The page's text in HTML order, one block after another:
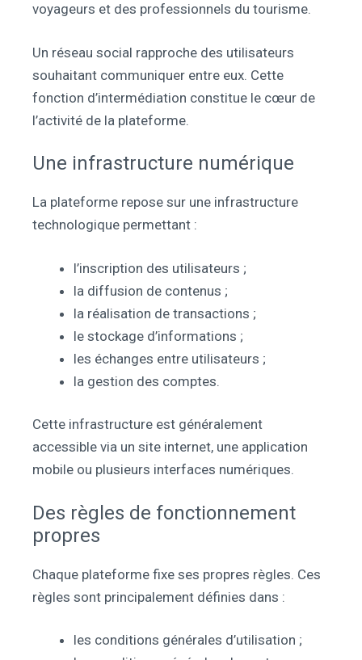
voyageurs et des professionnels du tourisme.
Un réseau social rapproche des utilisateurs
souhaitant communiquer entre eux. Cette
fonction d’intermédiation constitue le cœur de
l’activité de la plateforme.
Une infrastructure numérique
La plateforme repose sur une infrastructure
technologique permettant :
l’inscription des utilisateurs ;
la diffusion de contenus ;
la réalisation de transactions ;
le stockage d’informations ;
les échanges entre utilisateurs ;
la gestion des comptes.
Cette infrastructure est généralement
accessible via un site internet, une application
mobile ou plusieurs interfaces numériques.
Des règles de fonctionnement
propres
Chaque plateforme fixe ses propres règles. Ces
règles sont principalement définies dans :
les conditions générales d’utilisation ;